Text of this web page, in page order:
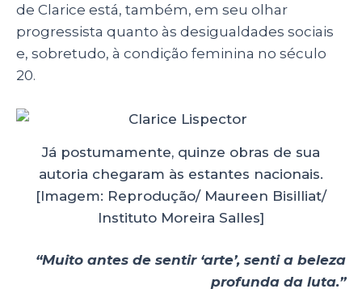
de Clarice está, também, em seu olhar
progressista quanto às desigualdades sociais
e, sobretudo, à condição feminina no século
20.
Já postumamente, quinze obras de sua
autoria chegaram às estantes nacionais.
[Imagem: Reprodução/ Maureen Bisilliat/
Instituto Moreira Salles]
“Muito antes de sentir ‘arte’, senti a beleza
profunda da luta.”